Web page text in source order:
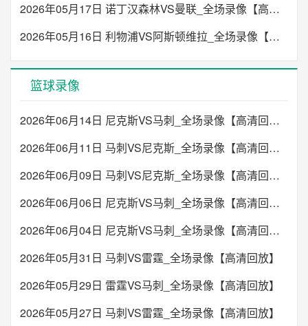
2026年05月17日 诺丁汉森林VS曼联_全场录像【高清回放】
2026年05月16日 利物浦VS阿斯顿维拉_全场录像【高清回放】
篮球录像
2026年06月14日 尼克斯VS马刺_全场录像【高清回放】
2026年06月11日 马刺VS尼克斯_全场录像【高清回放】
2026年06月09日 马刺VS尼克斯_全场录像【高清回放】
2026年06月06日 尼克斯VS马刺_全场录像【高清回放】
2026年06月04日 尼克斯VS马刺_全场录像【高清回放】
2026年05月31日 马刺VS雷霆_全场录像【高清回放】
2026年05月29日 雷霆VS马刺_全场录像【高清回放】
2026年05月27日 马刺VS雷霆_全场录像【高清回放】